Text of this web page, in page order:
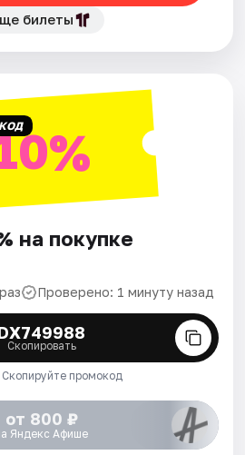
билеты
на покупке
Проверено: 1 минуту назад
Скопировать
Скопируйте промокод
от 800 ₽
Яндекс Афише